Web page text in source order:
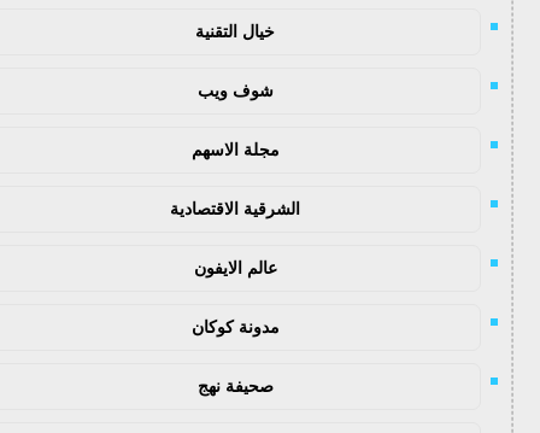
خيال التقنية
شوف ويب
مجلة الاسهم
الشرقية الاقتصادية
عالم الايفون
مدونة كوكان
صحيفة نهج